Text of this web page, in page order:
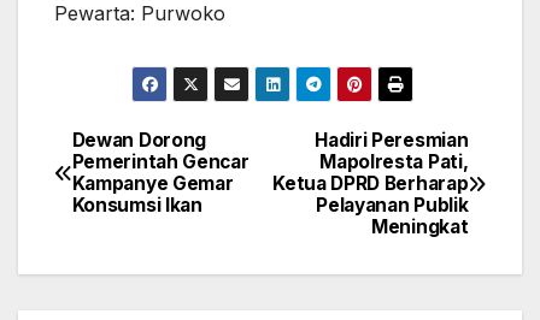
Pewarta: Purwoko
Navigasi
pos
Hadiri Peresmian
Mapolresta Pati,
Ketua DPRD Berharap
Pelayanan Publik
Meningkat
Dewan Dorong
Pemerintah Gencar
Kampanye Gemar
Konsumsi Ikan